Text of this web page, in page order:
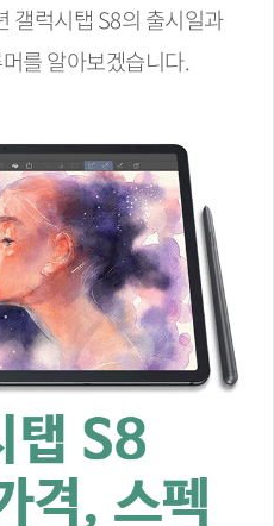
갤럭시탭 S8의 출시일과
를 알아보겠습니다.